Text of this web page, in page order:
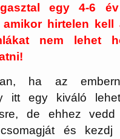
egy 4-6
hirtelen kell
nem lehet
ha az
itt egy kiváló
de ehhez
és